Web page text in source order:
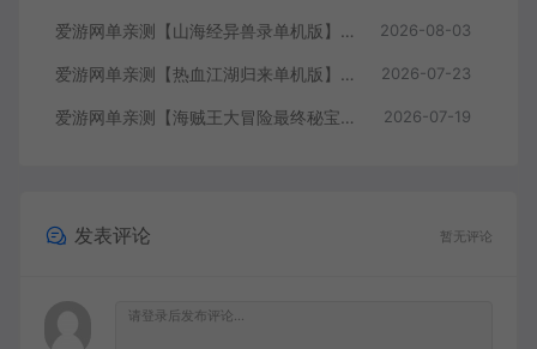
爱游网单亲测【山海经异兽录单机版】最新整理11赛季代金券内购版 带GM物品充值后台 模拟器手游 解压一键端 视频安装教学+手工端文本教学 2026-08-03
爱游网单亲测【热血江湖归来单机版】最新整理7职业精修多项修复 带网页GM物品后台 代金券内购 虚拟机一键端视频安装教学+手工端文本教学 2026-07-23
爱游网单亲测【海贼王大冒险最终秘宝】最新整理单机修复版 带网页GM充值物品后台 回合制抽卡模拟器手游 虚拟机一键端视频教学+手工端文本教学 2026-07-19
发表评论 暂无评论